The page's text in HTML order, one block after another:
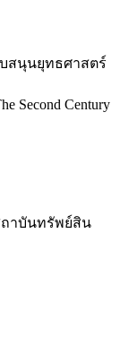
สนุนยุทธศาสตร์
Second Century
าบันทรัพย์สิน